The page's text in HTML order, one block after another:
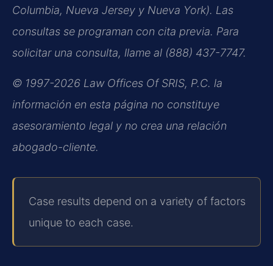
Columbia, Nueva Jersey y Nueva York). Las
consultas se programan con cita previa. Para
solicitar una consulta, llame al (888) 437-7747.
© 1997-2026 Law Offices Of SRIS, P.C. la
información en esta página no constituye
asesoramiento legal y no crea una relación
abogado-cliente.
Case results depend on a variety of factors
unique to each case.